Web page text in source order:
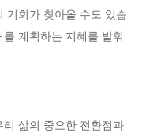
기회가 찾아올 수도 있습
계획하는 지혜를 발휘
삶의 중요한 전환점과